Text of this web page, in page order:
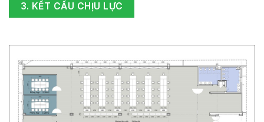
3. KẾT CẤU CHỊU LỰC